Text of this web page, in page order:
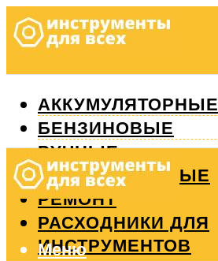
АККУМУЛЯТОРНЫЕ
БЕНЗИНОВЫЕ
РУЧНЫЕ
ИЗМЕРИТЕЛЬНЫЕ
РЕМОНТ
РАСХОДНИКИ ДЛЯ
ИНСТРУМЕНТОВ
Меню